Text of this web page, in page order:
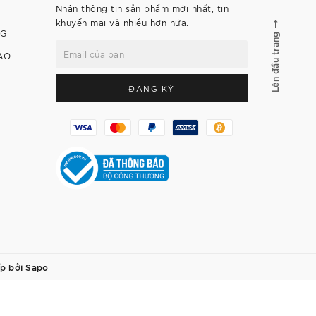
Nhận thông tin sản phẩm mới nhất, tin
khuyến mãi và nhiều hơn nữa.
ĐĂNG KÝ
bởi Sapo
Lên đầu trang